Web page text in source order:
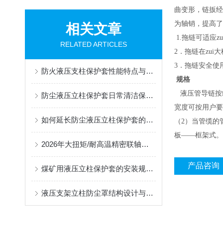
相关文章
RELATED ARTICLES
防火液压支柱保护套性能特点与阻燃防护应用
防尘液压立柱保护套日常清洁保养与更换规范
如何延长防尘液压立柱保护套的使用寿命？
2026年大扭矩/耐高温精密联轴器定制找哪家？能实现精准定制的优质厂家盘点
煤矿用液压立柱保护套的安装规范与使用寿命提升方案
液压支架立柱防尘罩结构设计与密封防护原理
曲变形，链扳
为轴销，提高
1.拖链可适应
2．拖链在zui
3．拖链安全使
规格
液压管导链
宽度可按用户
（2）当管缆
板——框架式。
产品咨询